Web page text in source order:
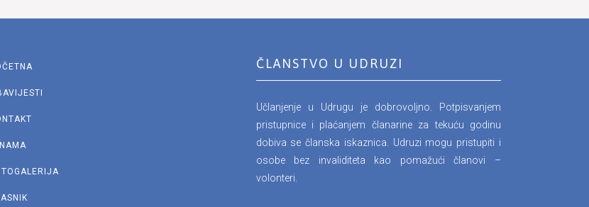
ČLANSTVO U UDRUZI
Učlanjenje u Udrugu je dobrovoljno. Potpisvanjem
pristupnice i plaćanjem članarine za tekuću godinu
dobiva se članska iskaznica. Udruzi mogu pristupiti i
osobe bez invaliditeta kao pomažući članovi –
volonteri.